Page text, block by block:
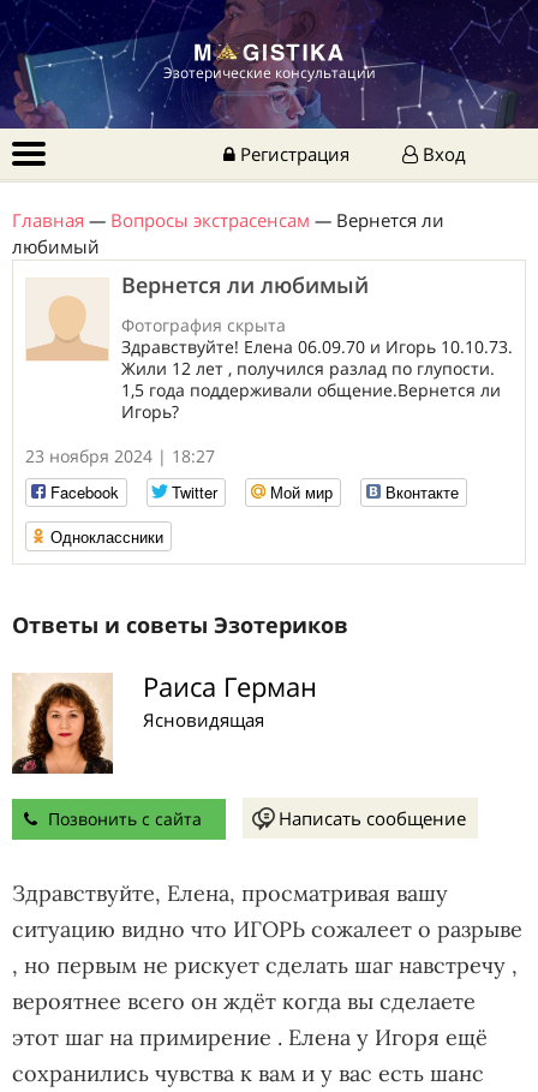
Эзотерические консультации
Регистрация Вход
Главная — Вопросы экстрасенсам — Вернется ли
любимый
Вернется ли любимый
Фотография скрыта
Здравствуйте! Елена 06.09.70 и Игорь 10.10.73.
Жили 12 лет , получился разлад по глупости.
1,5 года поддерживали общение.Вернется ли
Игорь?
23 ноября 2024 | 18:27
Facebook
Twitter Мой мир
Вконтакте
Одноклассники
Ответы и советы Эзотериков
Раиса Герман
Ясновидящая
Позвонить с сайта Написать сообщение
Здравствуйте, Елена, просматривая вашу
ситуацию видно что ИГОРЬ сожалеет о разрыве
, но первым не рискует сделать шаг навстречу ,
вероятнее всего он ждёт когда вы сделаете
этот шаг на примирение . Елена у Игоря ещё
сохранились чувства к вам и у вас есть шанс